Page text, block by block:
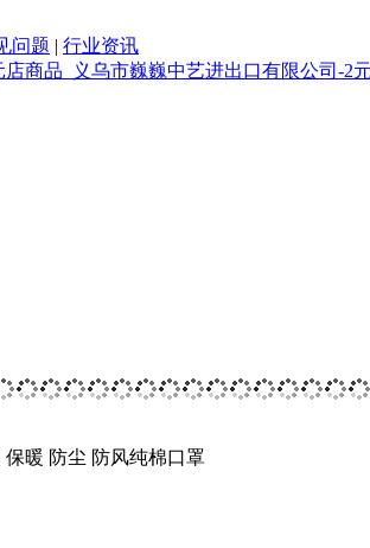
问题 | 行业资讯
暖 防尘 防风纯棉口罩